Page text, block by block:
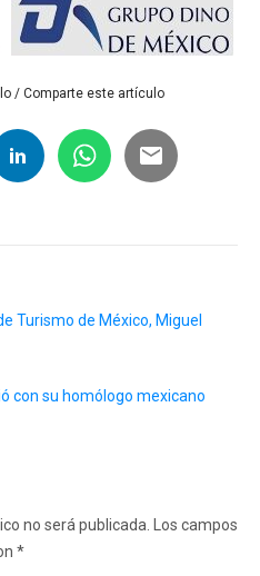
/ Comparte este artículo
Turismo de México, Miguel
con su homólogo mexicano
no será publicada.
Los campos
*